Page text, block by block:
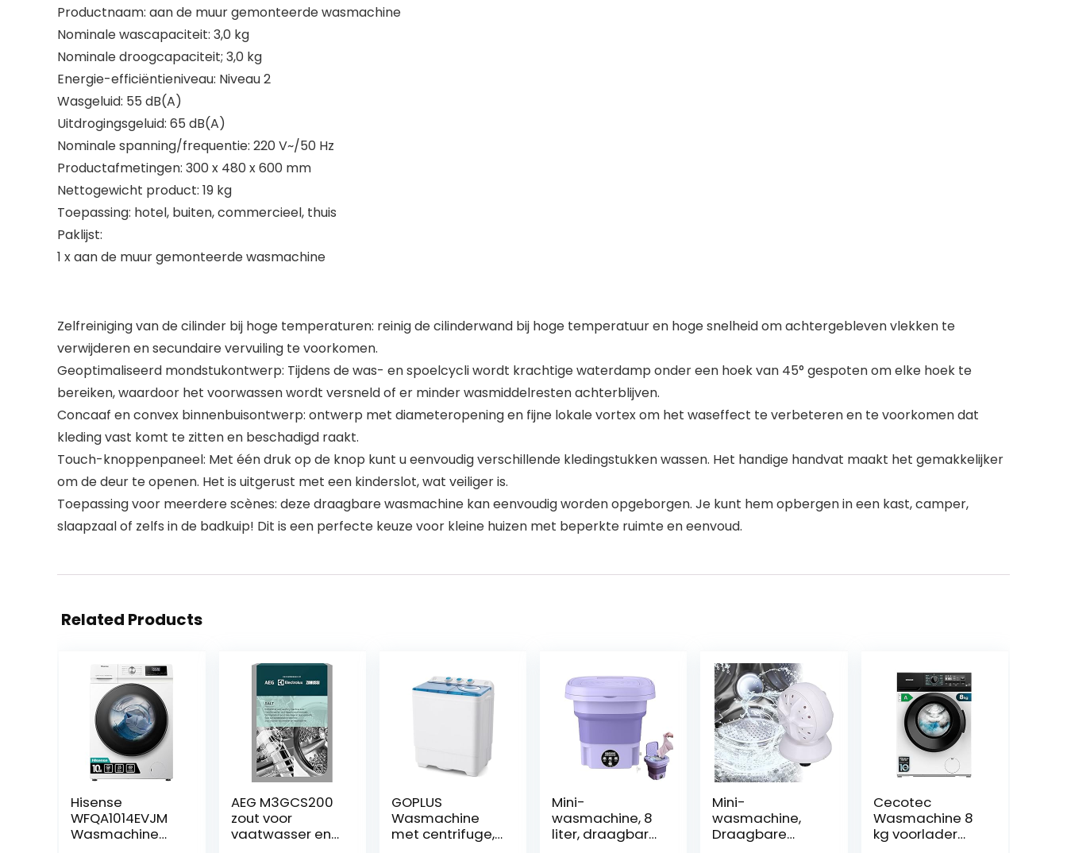
Productnaam: aan de muur gemonteerde wasmachine
Nominale wascapaciteit: 3,0 kg
Nominale droogcapaciteit; 3,0 kg
Energie-efficiëntieniveau: Niveau 2
Wasgeluid: 55 dB(A)
Uitdrogingsgeluid: 65 dB(A)
Nominale spanning/frequentie: 220 V~/50 Hz
Productafmetingen: 300 x 480 x 600 mm
Nettogewicht product: 19 kg
Toepassing: hotel, buiten, commercieel, thuis
Paklijst:
1 x aan de muur gemonteerde wasmachine
Zelfreiniging van de cilinder bij hoge temperaturen: reinig de cilinderwand bij hoge temperatuur en hoge snelheid om achtergebleven vlekken te
verwijderen en secundaire vervuiling te voorkomen.
Geoptimaliseerd mondstukontwerp: Tijdens de was- en spoelcycli wordt krachtige waterdamp onder een hoek van 45° gespoten om elke hoek te
bereiken, waardoor het voorwassen wordt versneld of er minder wasmiddelresten achterblijven.
Concaaf en convex binnenbuisontwerp: ontwerp met diameteropening en fijne lokale vortex om het waseffect te verbeteren en te voorkomen dat
kleding vast komt te zitten en beschadigd raakt.
Touch-knoppenpaneel: Met één druk op de knop kunt u eenvoudig verschillende kledingstukken wassen. Het handige handvat maakt het gemakkelijker
om de deur te openen. Het is uitgerust met een kinderslot, wat veiliger is.
Toepassing voor meerdere scènes: deze draagbare wasmachine kan eenvoudig worden opgeborgen. Je kunt hem opbergen in een kast, camper,
slaapzaal of zelfs in de badkuip! Dit is een perfecte keuze voor kleine huizen met beperkte ruimte en eenvoud.
Related Products
Hisense
WFQA1014EVJM
Wasmachine
AEG M3GCS200
zout voor
vaatwasser en
GOPLUS
Wasmachine
met centrifuge,
Mini-
wasmachine, 8
liter, draagbare
Mini-
wasmachine,
Draagbare
Cecotec
Wasmachine 8
kg voorlader